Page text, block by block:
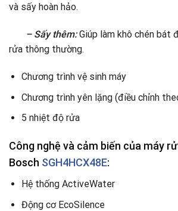
và sấy hoàn hảo.
– Sấy thêm:Giúp làm khô chén bát
rửa thông thường.
Chương trình vệ sinh máy
Chương trình yên lặng (điều chỉnh
5 nhiệt độ rửa
Công nghệ và cảm biến của máy
Bosch SGH4HCX48E:
Hệ thống ActiveWater
Động cơ EcoSilence